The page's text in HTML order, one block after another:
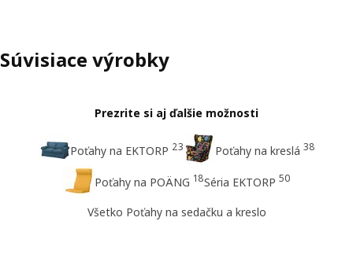
Súvisiace výrobky
Prezrite si aj ďalšie možnosti
Poťahy na EKTORP 23 Poťahy na kreslá 38
Poťahy na POÄNG 18Séria EKTORP 50
Všetko Poťahy na sedačku a kreslo